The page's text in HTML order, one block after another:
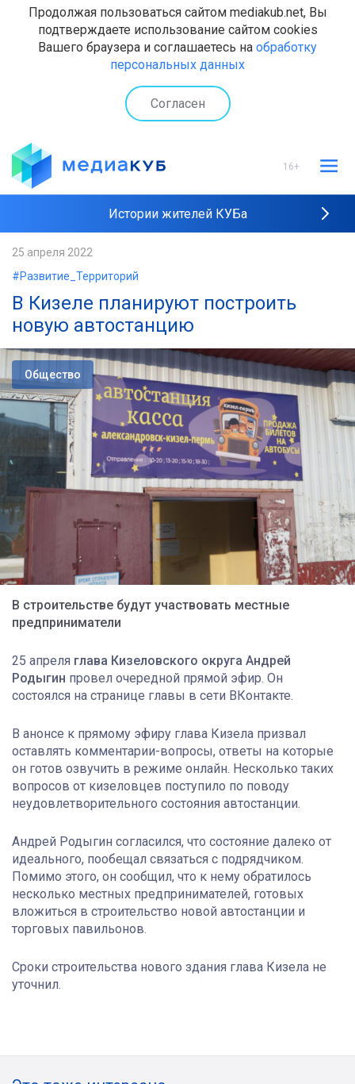
Продолжая пользоваться сайтом mediakub.net, Вы
подтверждаете использование сайтом cookies
Вашего браузера и соглашаетесь на обработку
персональных данных
Согласен
16+
Истории жителей КУБа
25 апреля 2022
#Развитие_Территорий
В Кизеле планируют построить
новую автостанцию
Общество
В строительстве будут участвовать местные
предприниматели
25 апреля глава Кизеловского округа Андрей
Родыгин провел очередной прямой эфир. Он
состоялся на странице главы в сети ВКонтакте.
В анонсе к прямому эфиру глава Кизела призвал
оставлять комментарии-вопросы, ответы на которые
он готов озвучить в режиме онлайн. Несколько таких
вопросов от кизеловцев поступило по поводу
неудовлетворительного состояния автостанции.
Андрей Родыгин согласился, что состояние далеко от
идеального, пообещал связаться с подрядчиком.
Помимо этого, он сообщил, что к нему обратилось
несколько местных предпринимателей, готовых
вложиться в строительство новой автостанции и
торговых павильонов.
Сроки строительства нового здания глава Кизела не
уточнил.